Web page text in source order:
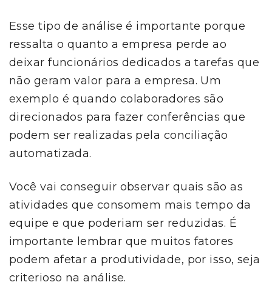
Esse tipo de análise é importante porque
ressalta o quanto a empresa perde ao
deixar funcionários dedicados a tarefas que
não geram valor para a empresa. Um
exemplo é quando colaboradores são
direcionados para fazer conferências que
podem ser realizadas pela conciliação
automatizada.
Você vai conseguir observar quais são as
atividades que consomem mais tempo da
equipe e que poderiam ser reduzidas. É
importante lembrar que muitos fatores
podem afetar a produtividade, por isso, seja
criterioso na análise.